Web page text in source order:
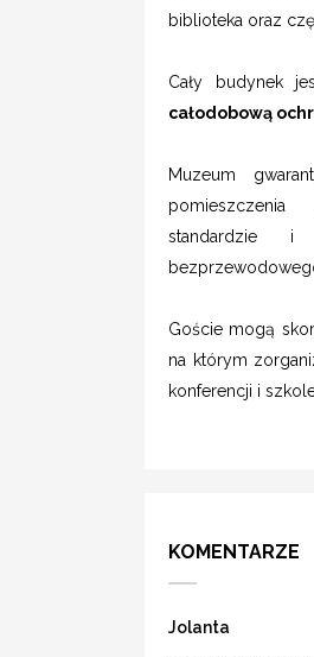
biblioteka oraz
Cały budynek
całodobową
Muzeum
standardzie
Goście mogą
na którym
konferencji i
KOMENTARZE
Jolanta